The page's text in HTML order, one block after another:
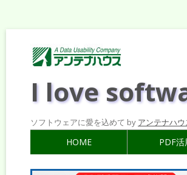
I love
ソフトウェアに愛を込めて by アンテナハ
HOME PDF活